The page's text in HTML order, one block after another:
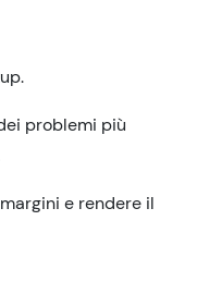
problemi più
e rendere il